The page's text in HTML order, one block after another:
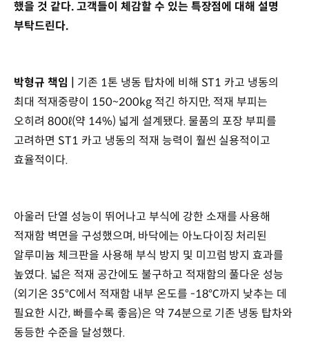
했을 것 같다. 고객들이 체감할 수 있는 특장점에 대해 설명
부탁드린다.
박형규 책임 | 기존 1톤 냉동 탑차에 비해 ST1 카고 냉동의
최대 적재중량이 150~200kg 적긴 하지만, 적재 부피는
오히려 800ℓ(약 14%) 넓게 설계됐다. 물품의 포장 부피를
고려하면 ST1 카고 냉동의 적재 능력이 훨씬 실용적이고
효율적이다.
아울러 단열 성능이 뛰어나고 부식에 강한 소재를 사용해
적재함 벽면을 구성했으며, 바닥에는 아노다이징 처리된
알루미늄 체크판을 사용해 부식 방지 및 미끄럼 방지 효과를
높였다. 넓은 적재 공간에도 불구하고 적재함의 풀다운 성능
(외기온 35℃에서 적재함 내부 온도를 -18℃까지 낮추는 데
필요한 시간, 빠를수록 좋음)은 약 74분으로 기존 냉동 탑차와
동등한 수준을 달성했다.